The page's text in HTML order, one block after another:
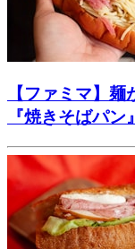
【ファミマ】
『焼きそばパン